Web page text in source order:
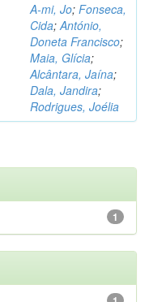
A-mi, Jo; Fonseca,
Cida;António,
Doneta Francisco;
Maia, Glícia;
Alcântara, Jaína;
Dala, Jandira;
Rodrigues, Joélia
1